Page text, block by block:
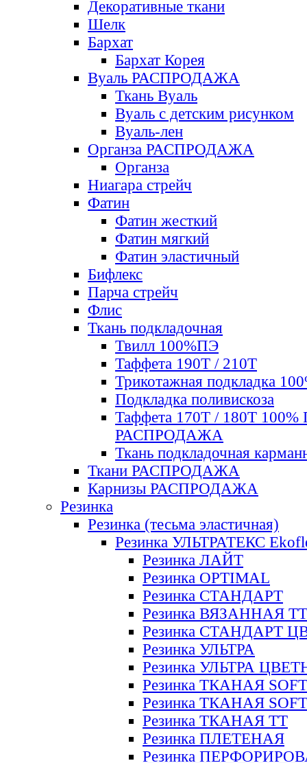
Декоративные ткани
Шелк
Бархат
Бархат Корея
Вуаль РАСПРОДАЖА
Ткань Вуаль
Вуаль с детским рисунком
Вуаль-лен
Органза РАСПРОДАЖА
Органза
Ниагара стрейч
Фатин
Фатин жесткий
Фатин мягкий
Фатин элаcтичный
Бифлекс
Парча стрейч
Флис
Ткань подкладочная
Твилл 100%ПЭ
Таффета 190Т / 210Т
Трикотажная подкладка
Подкладка поливискоза
Таффета 170Т / 180Т 100%
РАСПРОДАЖА
Ткань подкладочная
Ткани РАСПРОДАЖА
Карнизы РАСПРОДАЖА
Резинка
Резинка (тесьма эластичная)
Резинка УЛЬТРАТЕКС
Резинка ЛАЙТ
Резинка OPTIMAL
Резинка СТАНДАРТ
Резинка ВЯЗАННАЯ ТТ
Резинка СТАНДАРТ
Резинка УЛЬТРА
Резинка УЛЬТРА
Резинка ТКАНАЯ SOFT
Резинка ТКАНАЯ
Резинка ТКАНАЯ ТТ
Резинка ПЛЕТЕНАЯ
Резинка